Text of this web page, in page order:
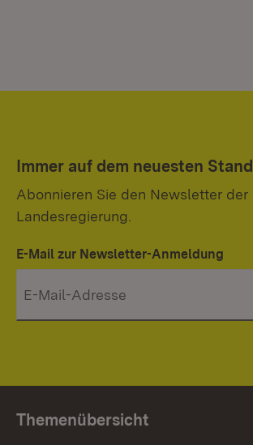
Immer auf dem neuesten Stand
Abonnieren Sie den Newsletter der
Landesregierung.
E-Mail zur Newsletter-Anmeldung
Themenübersicht